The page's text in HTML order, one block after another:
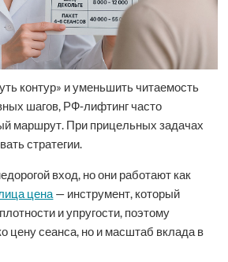
контур» и уменьшить читаемость
шагов, РФ‑лифтинг часто
маршрут. При прицельных задачах
стратегии.
вход, но они работают как
цена — инструмент, который
и упругости, поэтому
цену сеанса, но и масштаб вклада в